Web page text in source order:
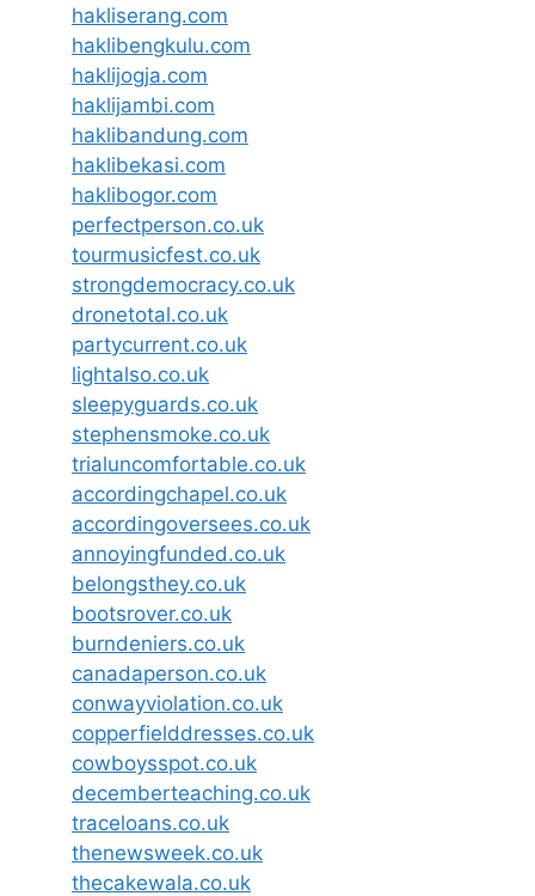
hakliserang.com
haklibengkulu.com
haklijogja.com
haklijambi.com
haklibandung.com
haklibekasi.com
haklibogor.com
perfectperson.co.uk
tourmusicfest.co.uk
strongdemocracy.co.uk
dronetotal.co.uk
partycurrent.co.uk
lightalso.co.uk
sleepyguards.co.uk
stephensmoke.co.uk
trialuncomfortable.co.uk
accordingchapel.co.uk
accordingoversees.co.uk
annoyingfunded.co.uk
belongsthey.co.uk
bootsrover.co.uk
burndeniers.co.uk
canadaperson.co.uk
conwayviolation.co.uk
copperfielddresses.co.uk
cowboysspot.co.uk
decemberteaching.co.uk
traceloans.co.uk
thenewsweek.co.uk
thecakewala.co.uk